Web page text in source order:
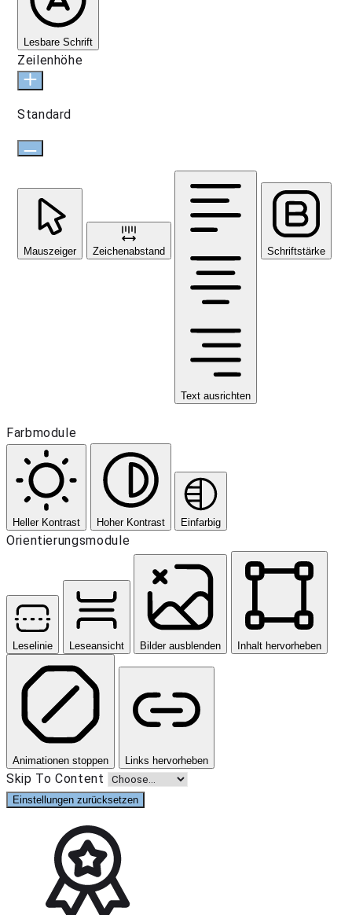
Lesbare Schrift
Zeilenhöhe
Standard
Mauszeiger Zeichenabstand
Text ausrichten
Schriftstärke
Farbmodule
Heller Kontrast Hoher Kontrast Einfarbig
Orientierungsmodule
Leselinie Leseansicht Bilder ausblenden Inhalt hervorheben
Animationen stoppen Links hervorheben
Skip To Content
Einstellungen zurücksetzen